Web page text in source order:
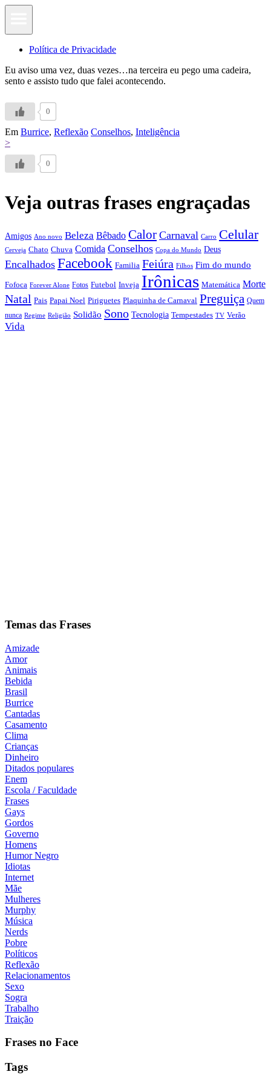
Política de Privacidade
Eu aviso uma vez, duas vezes…na terceira eu pego uma cadeira,
sento e assisto tudo que falei acontecendo.
0
Em Burrice, Reflexão Conselhos, Inteligência
>
0
Veja outras frases engraçadas
Amigos Ano novo Beleza Bêbado Calor Carnaval Carro Celular
Cerveja Chato Chuva Comida Conselhos Copa do Mundo Deus
Encalhados Facebook Familia Feiúra Filhos Fim do mundo
Fofoca Forever Alone Fotos Futebol Inveja Irônicas Matemática Morte
Natal Pais Papai Noel Piriguetes Plaquinha de Carnaval Preguiça Quem
nunca Regime Religião Solidão Sono Tecnologia Tempestades TV Verão
Vida
Temas das Frases
Amizade
Amor
Animais
Bebida
Brasil
Burrice
Cantadas
Casamento
Clima
Crianças
Dinheiro
Ditados populares
Enem
Escola / Faculdade
Frases
Gays
Gordos
Governo
Homens
Humor Negro
Idiotas
Internet
Mãe
Mulheres
Murphy
Música
Nerds
Pobre
Políticos
Reflexão
Relacionamentos
Sexo
Sogra
Trabalho
Traição
Frases no Face
Tags